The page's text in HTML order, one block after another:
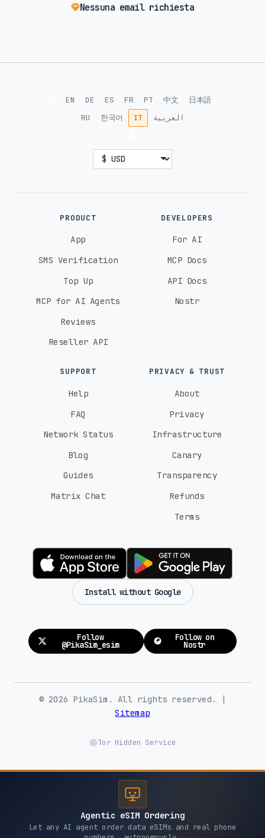
Nessuna email richiesta
EN DE ES FR PT 中文
日本語
RU
한국어 IT العربية
PRODUCT
App
SMS Verification
Top Up
MCP for AI Agents
Reviews
Reseller API
DEVELOPERS
For AI
MCP Docs
API Docs
Nostr
SUPPORT
Help
FAQ
Network Status
Blog
Guides
Matrix Chat
PRIVACY & TRUST
About
Privacy
Infrastructure
Canary
Transparency
Refunds
Terms
Install without Google
Follow
@PikaSim_esim
Follow on
Nostr
© 2026 PikaSim. All rights reserved. |
Sitemap
Tor Hidden Service
Agentic eSIM Ordering
Let any AI agent order data eSIMs and real phone